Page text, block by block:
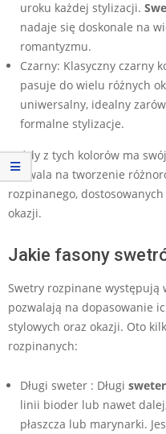
uroku każdej stylizacji.
nadaje się doskonale na
romantyzmu.
Czarny: Klasyczny czarny
pasuje do wielu różnych
uniwersalny, idealny
formalne stylizacje.
Każdy z tych kolorów ma
pozwala na tworzenie
rozpinanego,
okazji.
Jakie fasony
Swetry rozpinane występują
pozwalają na dopasowanie
stylowych oraz okazji. Oto
rozpinanych:
Długi sweter : Długi
linii bioder lub nawet
płaszcza lub marynarki.